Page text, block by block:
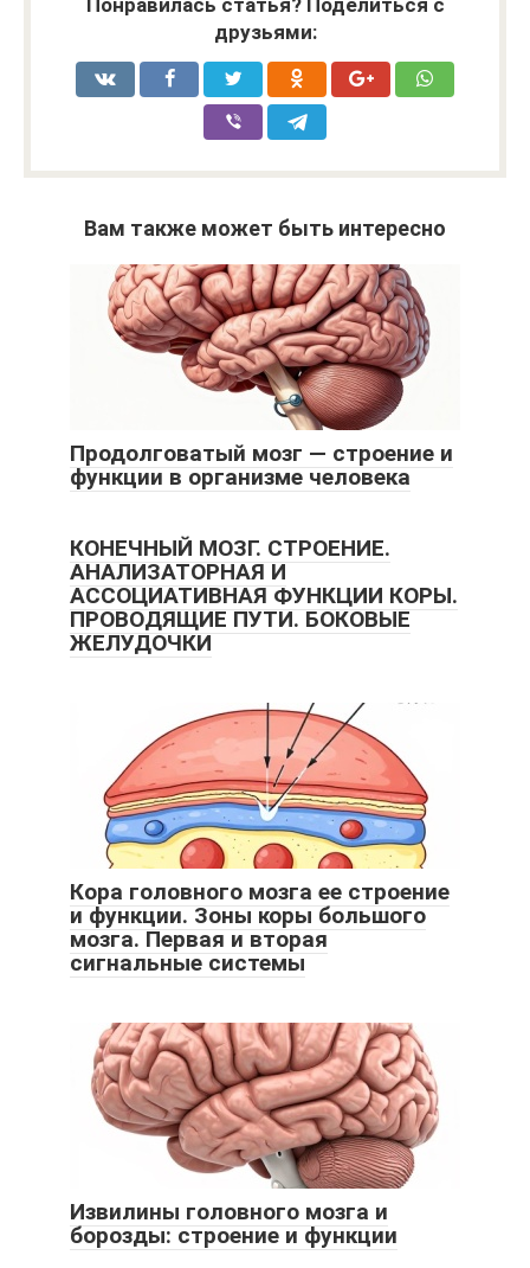
друзьями:
Вам также может быть интересно
Продолговатый мозг — строение и
функции в организме человека
КОНЕЧНЫЙ МОЗГ. СТРОЕНИЕ.
АНАЛИЗАТОРНАЯ И
АССОЦИАТИВНАЯ ФУНКЦИИ КОРЫ.
ПРОВОДЯЩИЕ ПУТИ. БОКОВЫЕ
ЖЕЛУДОЧКИ
Кора головного мозга ее строение
и функции. Зоны коры большого
мозга. Первая и вторая
сигнальные системы
Извилины головного мозга и
борозды: строение и функции